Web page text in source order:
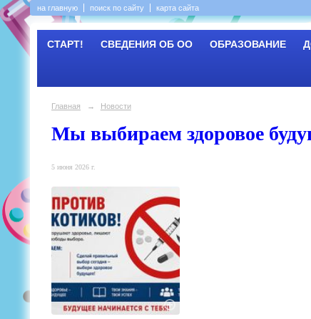
на главную поиск по сайту карта сайта
СТАРТ! СВЕДЕНИЯ ОБ ОО ОБРАЗОВАНИЕ
Главная → Новости
Мы выбираем здоровое
5 июня 2026 г.